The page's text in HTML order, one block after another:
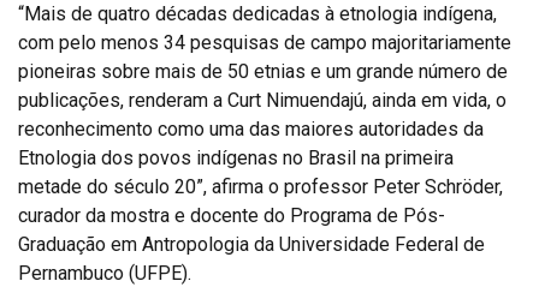
“Mais de quatro décadas dedicadas à etnologia indígena,
com pelo menos 34 pesquisas de campo majoritariamente
pioneiras sobre mais de 50 etnias e um grande número de
publicações, renderam a Curt Nimuendajú, ainda em vida, o
reconhecimento como uma das maiores autoridades da
Etnologia dos povos indígenas no Brasil na primeira
metade do século 20”, afirma o professor Peter Schröder,
curador da mostra e docente do Programa de Pós-
Graduação em Antropologia da Universidade Federal de
Pernambuco (UFPE).